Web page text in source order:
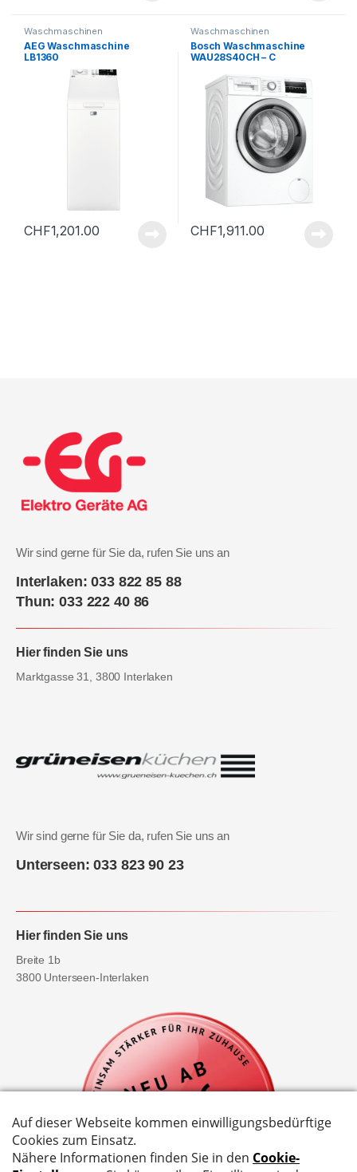
Waschmaschinen
AEG Waschmaschine
LB1360
CHF1,201.00
Waschmaschinen
Bosch Waschmaschine
WAU28S40CH – C
CHF1,911.00
Wir sind gerne für Sie da, rufen Sie uns an
Interlaken: 033 822 85 88
Thun: 033 222 40 86
Hier finden Sie uns
Marktgasse 31, 3800 Interlaken
Wir sind gerne für Sie da, rufen Sie uns an
Unterseen: 033 823 90 23
Hier finden Sie uns
Breite 1b
3800 Unterseen-Interlaken